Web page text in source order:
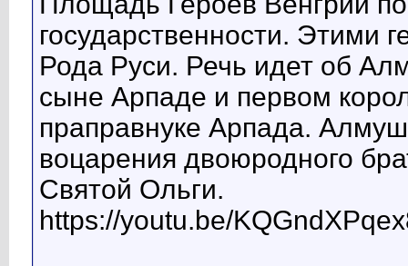
государственности. Этими
Рода Руси. Речь идет об
сыне Арпаде и первом
праправнуке Арпада.
воцарения двоюродного
Святой Ольги.
https://youtu.be/